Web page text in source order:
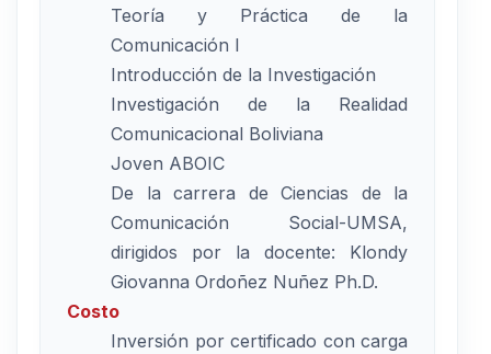
Teoría y Práctica de la
Comunicación I
Introducción de la Investigación
Investigación de la Realidad
Comunicacional Boliviana
Joven ABOIC
De la carrera de Ciencias de la
Comunicación Social-UMSA,
dirigidos por la docente: Klondy
Giovanna Ordoñez Nuñez Ph.D.
Costo
Inversión por certificado con carga